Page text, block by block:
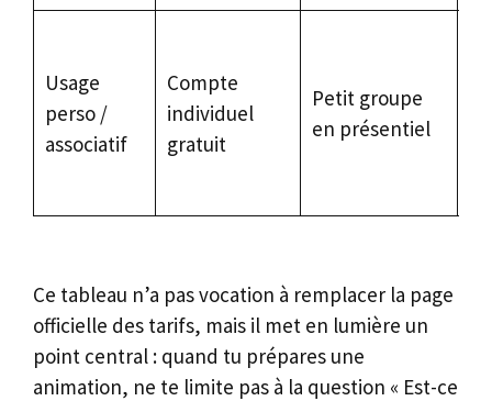
Usage
perso /
associatif
Compte
individuel
gratuit
Petit groupe
en présentiel
Ce tableau n’a pas vocation à remplacer la page
officielle des tarifs, mais il met en lumière un
point central : quand tu prépares une
animation, ne te limite pas à la question « Est-ce